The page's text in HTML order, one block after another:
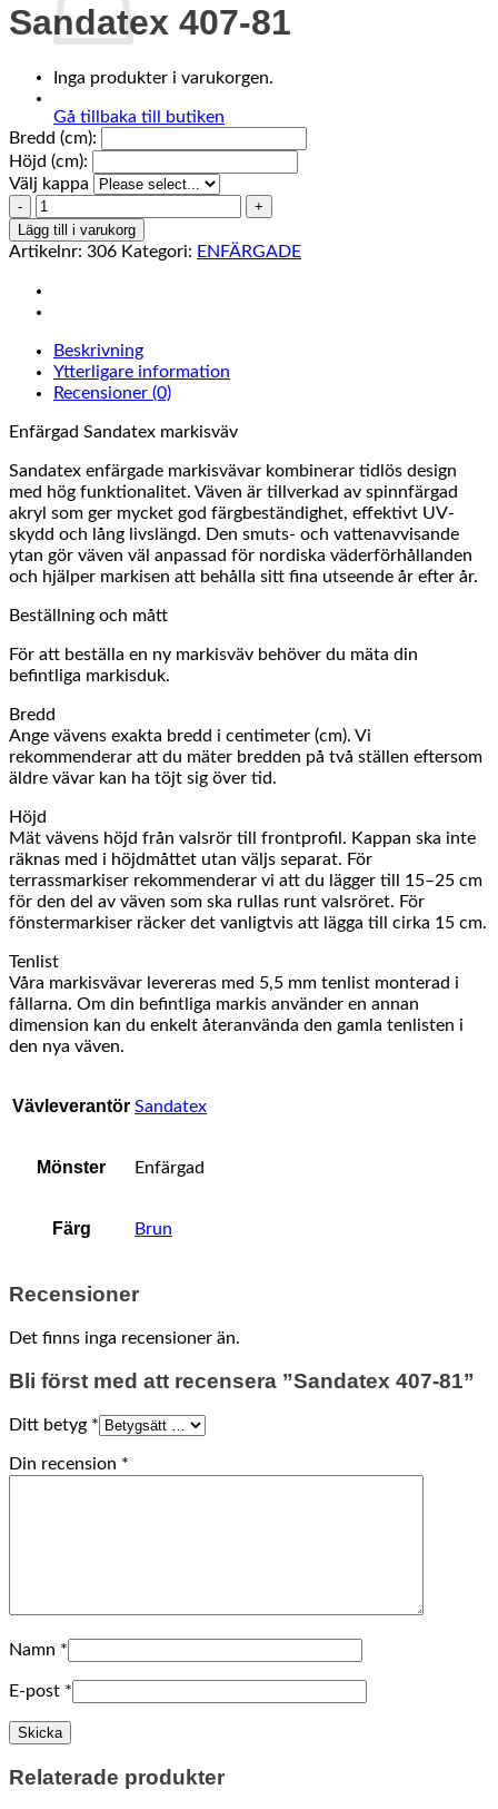
Inga produkter i varukorgen.
Gå tillbaka till butiken
Sandatex 407-81
Bredd (cm):
Höjd (cm):
Välj kappa
Sandatex
407-
81
Lägg till i varukorg
Artikelnr: 306 Kategori: ENFÄRGADE
Beskrivning
Ytterligare information
Recensioner (0)
Enfärgad Sandatex markisväv
Sandatex enfärgade markisvävar kombinerar tidlös design
med hög funktionalitet. Väven är tillverkad av spinnfärgad
akryl som ger mycket god färgbeständighet, effektivt UV-
skydd och lång livslängd. Den smuts- och vattenavvisande
ytan gör väven väl anpassad för nordiska väderförhållanden
och hjälper markisen att behålla sitt fina utseende år efter år.
Beställning och mått
För att beställa en ny markisväv behöver du mäta din
befintliga markisduk.
Bredd
Ange vävens exakta bredd i centimeter (cm). Vi
rekommenderar att du mäter bredden på två ställen eftersom
äldre vävar kan ha töjt sig över tid.
Höjd
Mät vävens höjd från valsrör till frontprofil. Kappan ska inte
räknas med i höjdmåttet utan väljs separat. För
terrassmarkiser rekommenderar vi att du lägger till 15–25 cm
för den del av väven som ska rullas runt valsröret. För
fönstermarkiser räcker det vanligtvis att lägga till cirka 15 cm.
Tenlist
Våra markisvävar levereras med 5,5 mm tenlist monterad i
fållarna. Om din befintliga markis använder en annan
dimension kan du enkelt återanvända den gamla tenlisten i
den nya väven.
Vävleverantör Sandatex
Mönster Enfärgad
Färg Brun
Recensioner
Det finns inga recensioner än.
Bli först med att recensera ”Sandatex 407-81”
Ditt betyg *
Din recension *
Namn *
E-post *
Relaterade produkter